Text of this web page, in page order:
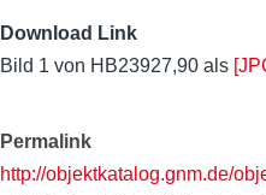
Download Link
Bild 1 von HB23927,90 als
Permalink
http://objektkatalog.gnm.de/